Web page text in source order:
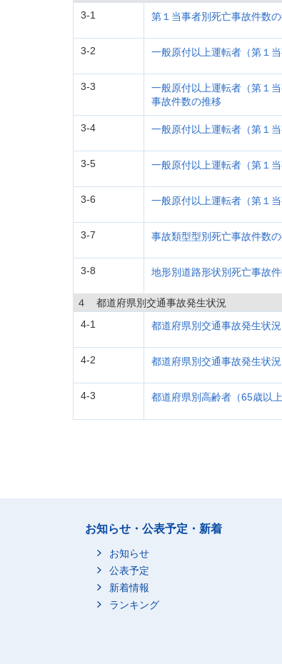
3-1
第１当事者別死亡事故件数
3-2 一般原付以上運転者（第１
3-3
一般原付以上運転者（第１
事故件数の推移
3-4 一般原付以上運転者（第１
3-5 一般原付以上運転者（第１
3-6 一般原付以上運転者（第１
3-7 事故類型型別死亡事故件数
3-8 地形別道路形状別死亡事故
４ 都道府県別交通事故発生状況
4-1
都道府県別交通事故発生状況
4-2 都道府県別交通事故発生状況
4-3 都道府県別高齢者（65歳以
お知らせ・公表予定・新着
お知らせ
公表予定
新着情報
ランキング